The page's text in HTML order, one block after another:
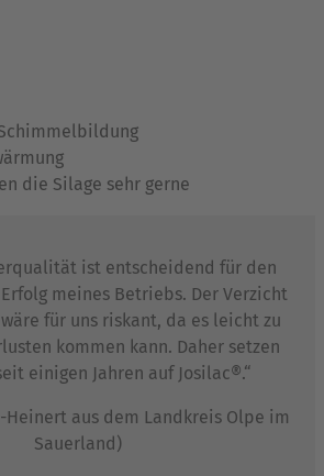
die Silage sehr gerne
ist entscheidend für den
meines Betriebs. Der Verzicht
für uns riskant, da es leicht zu
kommen kann. Daher setzen
einigen Jahren auf Josilac®.“
Heinert aus dem Landkreis Olpe im
Sauerland)